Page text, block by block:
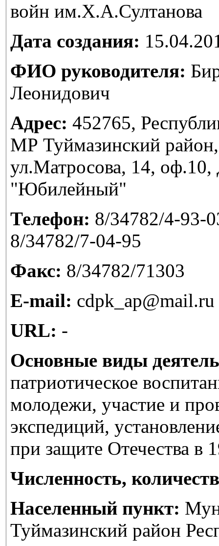
войн им.Х.А.Султанова
Дата создания:
ФИО руководителя:
Леонидович
Адрес: 452765,
МР Туймазинский
ул.Матросова, 14,
"Юбилейный"
Телефон: 8/34782/4-93-
8/34782/7-04-95
Факс: 8/34782/71303
E-mail: cdpk_ap@mail.ru
URL: -
Основные виды
патриотическое
молодежи, участие и
экспедиций,
при защите Отечества в
Численность,
Населенный пункт:
Туймазинский район